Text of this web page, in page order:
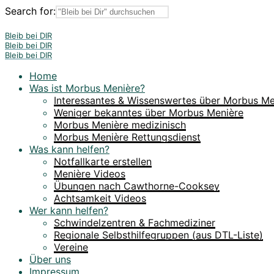
Search for:
Bleib bei DIR
Bleib bei DIR
Bleib bei DIR
Home
Was ist Morbus Menière?
Interessantes & Wissenswertes über Morbus
Weniger bekanntes über Morbus Menière
Morbus Menière medizinisch
Morbus Menière Rettungsdienst
Was kann helfen?
Notfallkarte erstellen
Menière Videos
Übungen nach Cawthorne-Cooksey
Achtsamkeit Videos
Wer kann helfen?
Schwindelzentren & Fachmediziner
Regionale Selbsthilfegruppen (aus DTL-Liste)
Vereine
Über uns
Impressum